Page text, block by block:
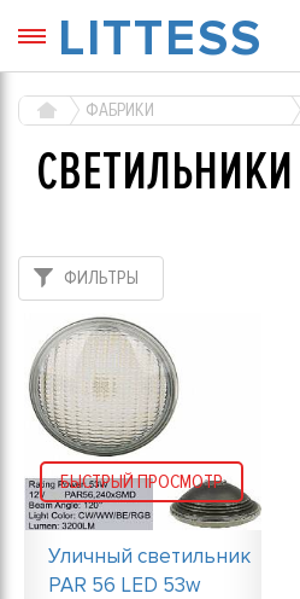
LITTESS
ФАБРИКИ
СВЕТИЛЬНИКИ
ФИЛЬТРЫ
БЫСТРЫЙ ПРОСМОТР
Уличный светильник
PAR 56 LED 53w